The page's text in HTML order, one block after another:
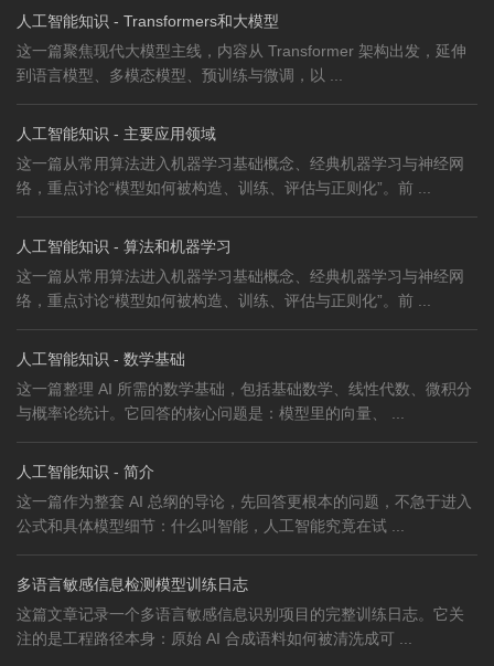
人工智能知识 - Transformers和大模型
这一篇聚焦现代大模型主线，内容从 Transformer 架构出发，延伸
到语言模型、多模态模型、预训练与微调，以 ...
人工智能知识 - 主要应用领域
这一篇从常用算法进入机器学习基础概念、经典机器学习与神经网
络，重点讨论“模型如何被构造、训练、评估与正则化”。前 ...
人工智能知识 - 算法和机器学习
这一篇从常用算法进入机器学习基础概念、经典机器学习与神经网
络，重点讨论“模型如何被构造、训练、评估与正则化”。前 ...
人工智能知识 - 数学基础
这一篇整理 AI 所需的数学基础，包括基础数学、线性代数、微积分
与概率论统计。它回答的核心问题是：模型里的向量、 ...
人工智能知识 - 简介
这一篇作为整套 AI 总纲的导论，先回答更根本的问题，不急于进入
公式和具体模型细节：什么叫智能，人工智能究竟在试 ...
多语言敏感信息检测模型训练日志
这篇文章记录一个多语言敏感信息识别项目的完整训练日志。它关
注的是工程路径本身：原始 AI 合成语料如何被清洗成可 ...